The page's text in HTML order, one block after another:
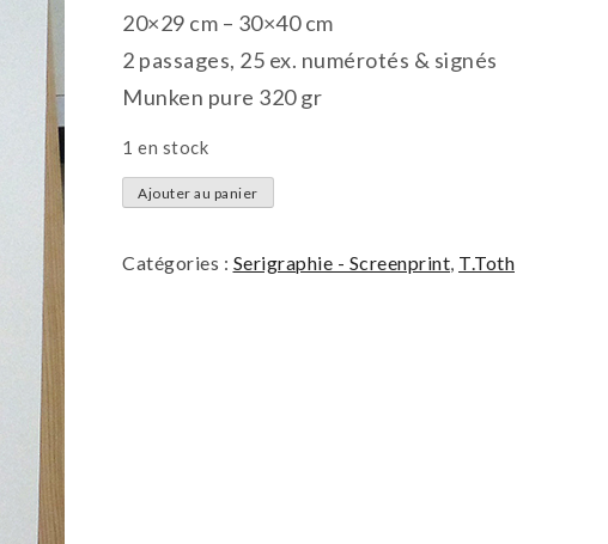
20×29 cm – 30×40 cm
2 passages, 25 ex. numérotés & signés
Munken pure 320 gr
1 en stock
quantité
Chat
Ajouter au panier
Catégories : Serigraphie - Screenprint, T.Toth